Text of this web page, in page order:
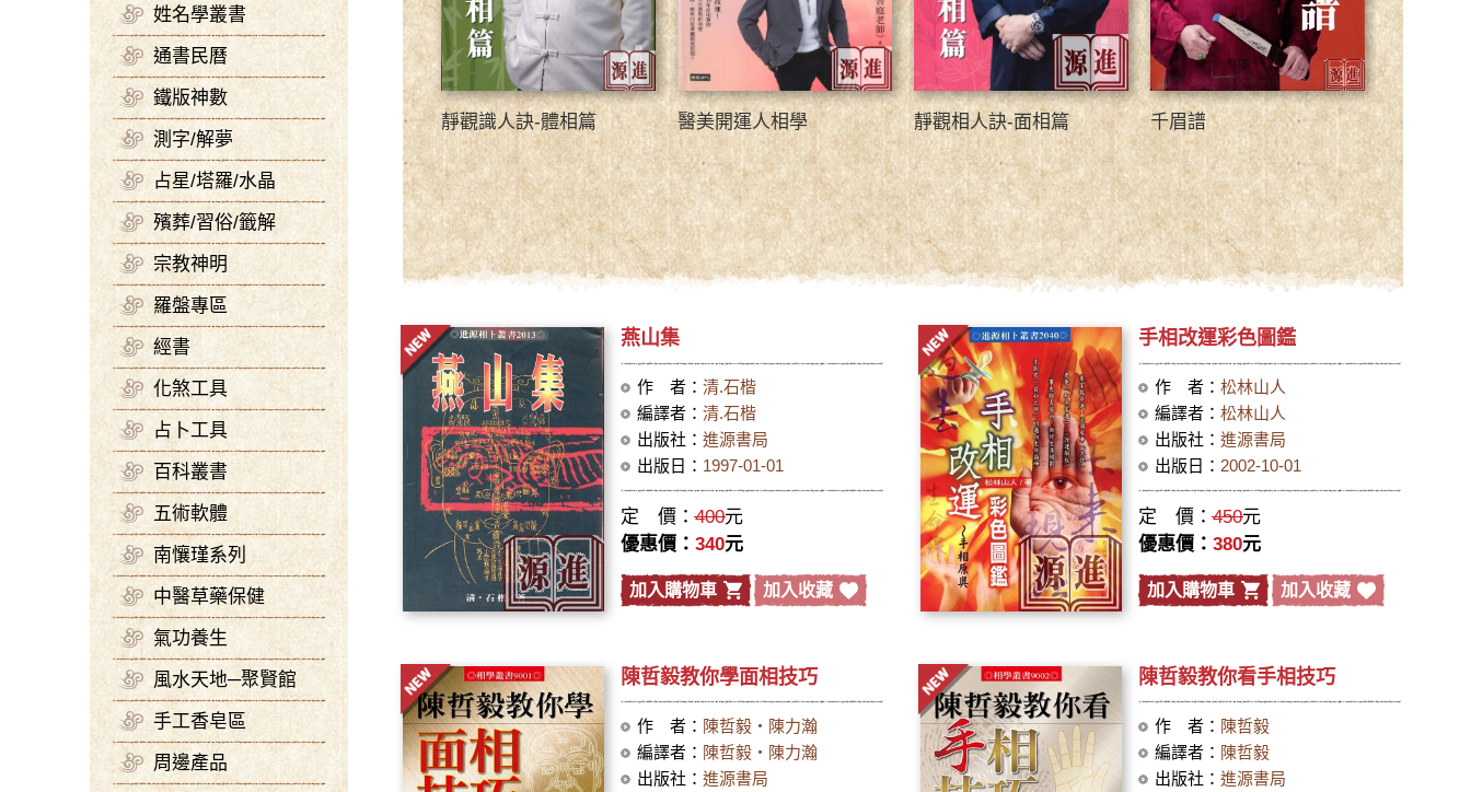
姓名學叢書
通書民曆
鐵版神數
測字/解夢
占星/塔羅/水晶
殯葬/習俗/籤解
宗教神明
羅盤專區
經書
化煞工具
占卜工具
百科叢書
五術軟體
南懹瑾系列
中醫草藥保健
氣功養生
風水天地─聚賢館
手工香皂區
周邊產品
靜觀識人訣-體相篇 醫美開運人相學 靜觀相人訣-面相篇 千眉譜
面相手
精美插圖
寶典無師
燕山集
作 者： 清.石楷
編譯者： 清.石楷
出版社： 進源書局
出版日： 1997-01-01
定 價：400元
優惠價：340元
加入購物車 加入收藏
手相改運彩色圖鑑
作 者： 松林山人
編譯者： 松林山人
出版社： 進源書局
出版日： 2002-10-01
定 價：450元
優惠價：380元
加入購物車 加入收藏
陳哲毅教你學面相技巧
作 者： 陳哲毅‧陳力瀚
編譯者： 陳哲毅‧陳力瀚
出版社： 進源書局
陳哲毅教你看手相技巧
作 者： 陳哲毅
編譯者： 陳哲毅
出版社： 進源書局